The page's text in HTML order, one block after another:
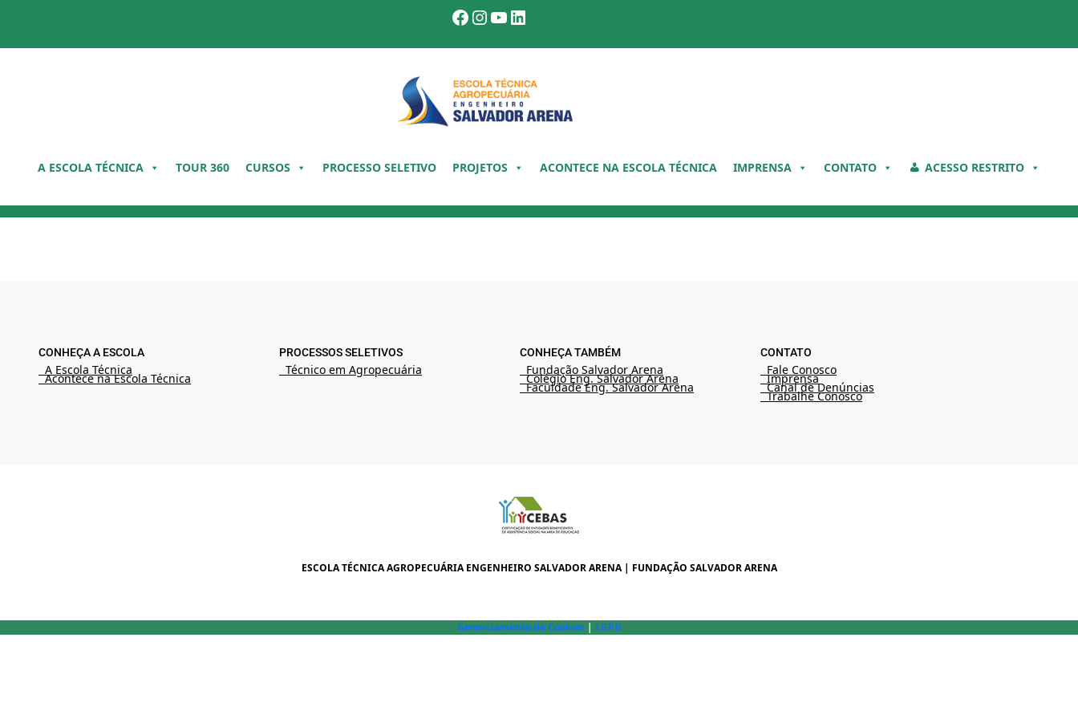
o
Facebook
Instagram
Youtube
LinkedIn
A ESCOLA TÉCNICA TOUR 360 CURSOS PROCESSO SELETIVO PROJETOS ACONTECE NA ESCOLA TÉCNICA IMPRENSA CONTATO ACESSO RESTRITO
CONHEÇA A ESCOLA
A Escola Técnica
Acontece na Escola Técnica
PROCESSOS SELETIVOS
Técnico em Agropecuária
CONHEÇA TAMBÉM
Fundação Salvador Arena
Colégio Eng. Salvador Arena
Faculdade Eng. Salvador Arena
CONTATO
Fale Conosco
Imprensa
Canal de Denúncias
Trabalhe Conosco
ESCOLA TÉCNICA AGROPECUÁRIA ENGENHEIRO SALVADOR ARENA | FUNDAÇÃO SALVADOR ARENA
Gerenciamento de Cookies| LGPD